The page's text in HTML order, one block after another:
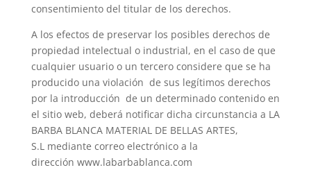
consentimiento del titular de los derechos.
A los efectos de preservar los posibles derechos de
propiedad intelectual o industrial, en el caso de que
cualquier usuario o un tercero considere que se ha
producido una violación de sus legítimos derechos
por la introducción de un determinado contenido en
el sitio web, deberá notificar dicha circunstancia a LA
BARBA BLANCA MATERIAL DE BELLAS ARTES,
S.L mediante correo electrónico a la
dirección www.labarbablanca.com